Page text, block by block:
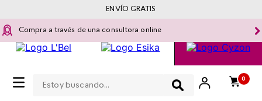
Compra a través de una consultora online
0
ENVÍO GRATIS